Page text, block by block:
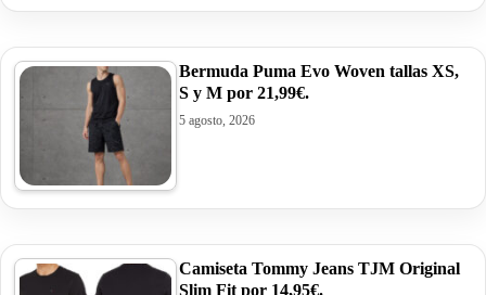
Bermuda Puma Evo Woven tallas XS,
S y M por 21,99€.
5 agosto, 2026
Camiseta Tommy Jeans TJM Original
Slim Fit por 14,95€.